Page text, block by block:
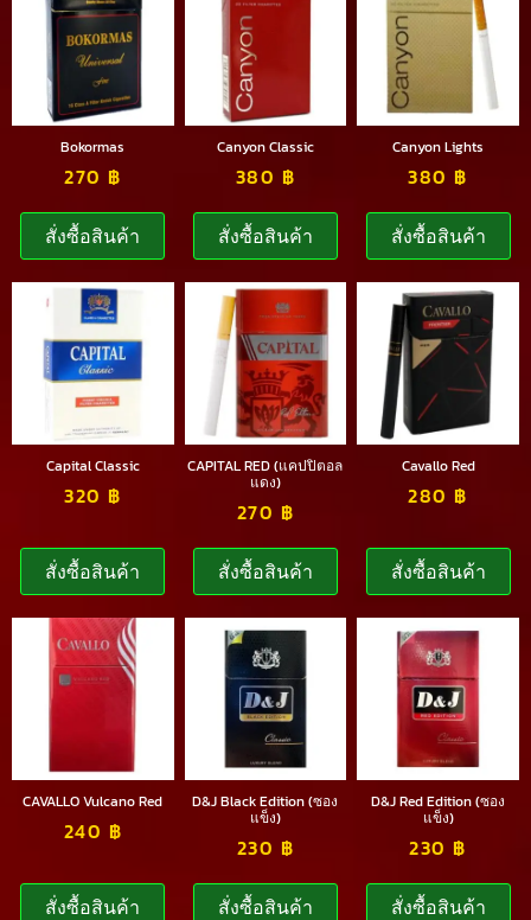
Bokormas
270 ฿
สั่งซื้อสินค้า
Canyon Classic
380 ฿
สั่งซื้อสินค้า
Canyon Lights
380 ฿
สั่งซื้อสินค้า
Capital Classic
320 ฿
สั่งซื้อสินค้า
CAPITAL RED (แคปปิตอล
แดง)
270 ฿
สั่งซื้อสินค้า
Cavallo Red
280 ฿
สั่งซื้อสินค้า
CAVALLO Vulcano Red
240 ฿
สั่งซื้อสินค้า
D&J Black Edition (ซอง
แข็ง)
230 ฿
สั่งซื้อสินค้า
D&J Red Edition (ซอง
แข็ง)
230 ฿
สั่งซื้อสินค้า